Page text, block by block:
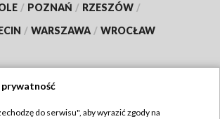
/ POZNAŃ / RZESZÓW /
/ WARSZAWA / WROCŁAW
prywatność
do serwisu", aby wyrazić zgody na